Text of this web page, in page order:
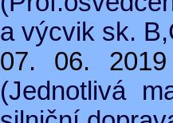
a výcvik sk.
07. 06.
(Jednotlivá